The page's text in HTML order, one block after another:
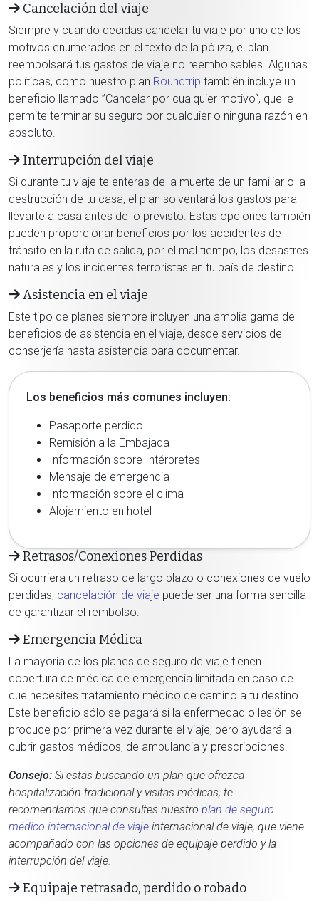
Cancelación del viaje
Siempre y cuando decidas cancelar tu viaje por uno de los
motivos enumerados en el texto de la póliza, el plan
reembolsará tus gastos de viaje no reembolsables. Algunas
políticas, como nuestro plan Roundtrip también incluye un
beneficio llamado ”Cancelar por cualquier motivo“, que le
permite terminar su seguro por cualquier o ninguna razón en
absoluto.
Interrupción del viaje
Si durante tu viaje te enteras de la muerte de un familiar o la
destrucción de tu casa, el plan solventará los gastos para
llevarte a casa antes de lo previsto. Estas opciones también
pueden proporcionar beneficios por los accidentes de
tránsito en la ruta de salida, por el mal tiempo, los desastres
naturales y los incidentes terroristas en tu país de destino.
Asistencia en el viaje
Este tipo de planes siempre incluyen una amplia gama de
beneficios de asistencia en el viaje, desde servicios de
conserjería hasta asistencia para documentar.
Los beneficios más comunes incluyen:
Pasaporte perdido
Remisión a la Embajada
Información sobre Intérpretes
Mensaje de emergencia
Información sobre el clima
Alojamiento en hotel
Retrasos/Conexiones Perdidas
Si ocurriera un retraso de largo plazo o conexiones de vuelo
perdidas, cancelación de viaje puede ser una forma sencilla
de garantizar el rembolso.
Emergencia Médica
La mayoría de los planes de seguro de viaje tienen
cobertura de médica de emergencia limitada en caso de
que necesites tratamiento médico de camino a tu destino.
Este beneficio sólo se pagará si la enfermedad o lesión se
produce por primera vez durante el viaje, pero ayudará a
cubrir gastos médicos, de ambulancia y prescripciones.
Consejo: Si estás buscando un plan que ofrezca
hospitalización tradicional y visitas médicas, te
recomendamos que consultes nuestro plan de seguro
médico internacional de viaje internacional de viaje, que viene
acompañado con las opciones de equipaje perdido y la
interrupción del viaje.
Equipaje retrasado, perdido o robado